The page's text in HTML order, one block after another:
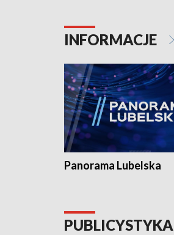
INFORMACJE
Panorama Lubelska
PUBLICYSTYKA